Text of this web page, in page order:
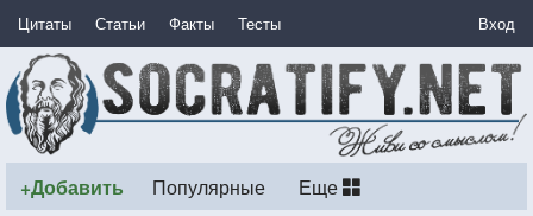
Цитаты Статьи Факты Тесты Вход
+Добавить Популярные Еще